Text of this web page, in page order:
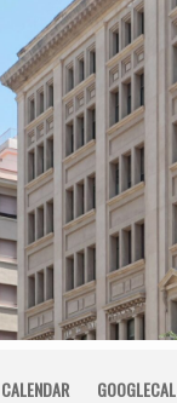
CALENDAR GOOGLECAL